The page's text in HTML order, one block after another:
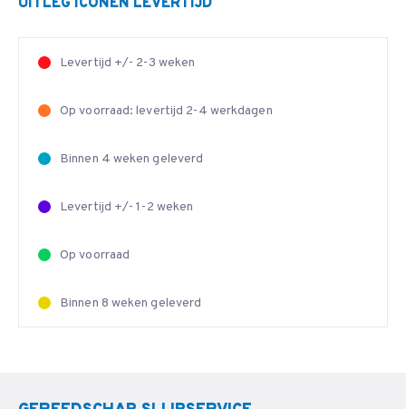
UITLEG ICONEN LEVERTIJD
Levertijd +/- 2-3 weken
Op voorraad: levertijd 2-4 werkdagen
Binnen 4 weken geleverd
Levertijd +/- 1-2 weken
Op voorraad
Binnen 8 weken geleverd